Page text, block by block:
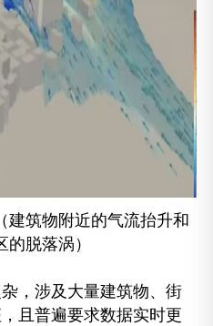
建筑物附近的气流抬升和
脱落涡）
，涉及大量建筑物、街
且普遍要求数据实时更